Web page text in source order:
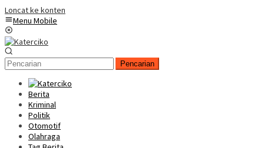
Loncat ke konten
Menu Mobile
Pencarian
Berita
Kriminal
Politik
Otomotif
Olahraga